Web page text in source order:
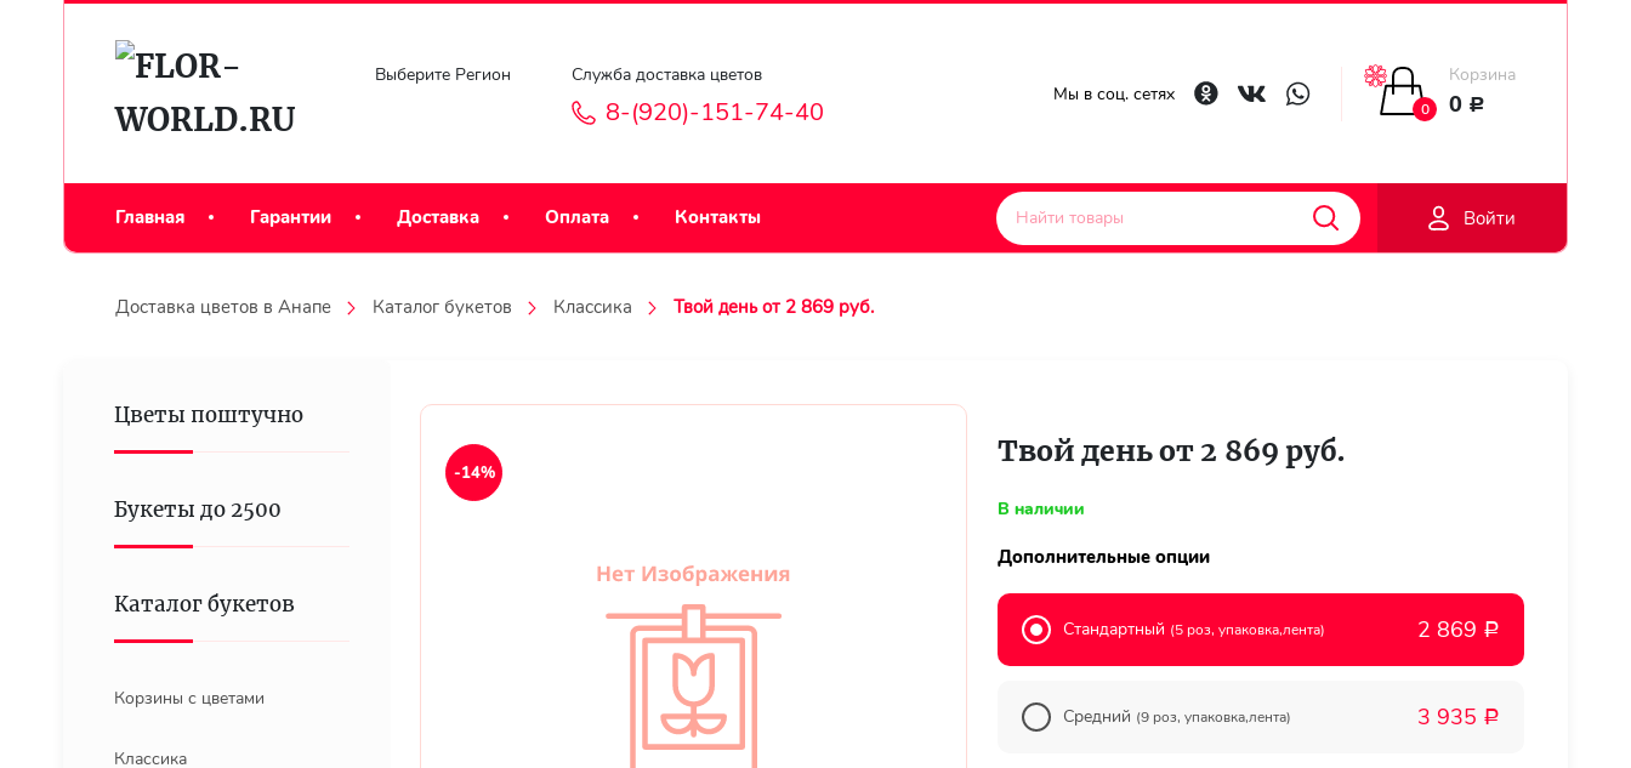
Доставка
Выберите Регион Служба доставка цветов
8-(920)-151-74-40
Мы в соц. сетях
0
Корзина
0 Р
Главная Гарантии Доставка Оплата Контакты Войти
Доставка цветов в Анапе Каталог букетов Классика Твой день от 2 869 руб.
Цветы поштучно
Букеты до 2500
Каталог букетов
Корзины с цветами
Классика
-14%
Твой день от 2 869 руб.
В наличии
Дополнительные опции
Стандартный (5 роз, упаковка,лента) 2 869 Р
Средний (9 роз, упаковка,лента) 3 935 Р